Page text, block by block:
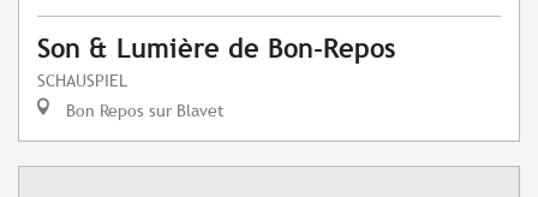
Son & Lumière de Bon-Repos
SCHAUSPIEL
Bon Repos sur Blavet